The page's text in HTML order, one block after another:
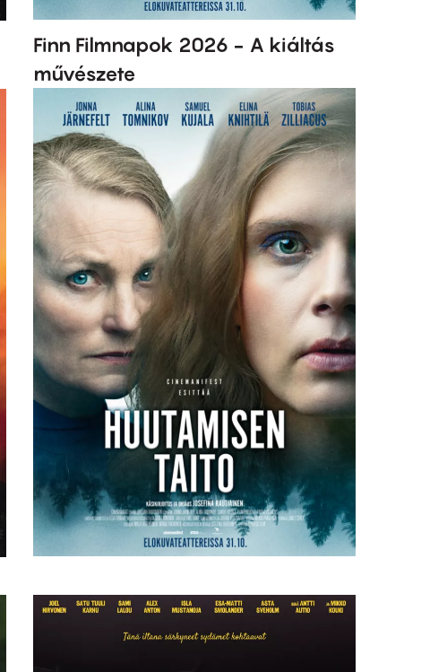
Finn Filmnapok 2026 - A kiáltás
művészete